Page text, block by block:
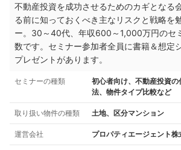
不動産投資を成功させるためのカギとなる
る前に知っておくべき主なリスクと戦略を
ー。30～40代、年収600～1,000万円のセ
数です。セミナー参加者全員に書籍＆想定
プレゼントがあります。
セミナーの種類
初心者向け、不動産投資
法、物件タイプ比較など
取り扱い物件の種類 土地、区分マンション
運営会社 プロパティエージェント株